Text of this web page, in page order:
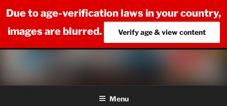
Salta
al
NYLON FEET LOVE
Menu
Due to age-verification laws in your country,
images are blurred.
Verify age & view content